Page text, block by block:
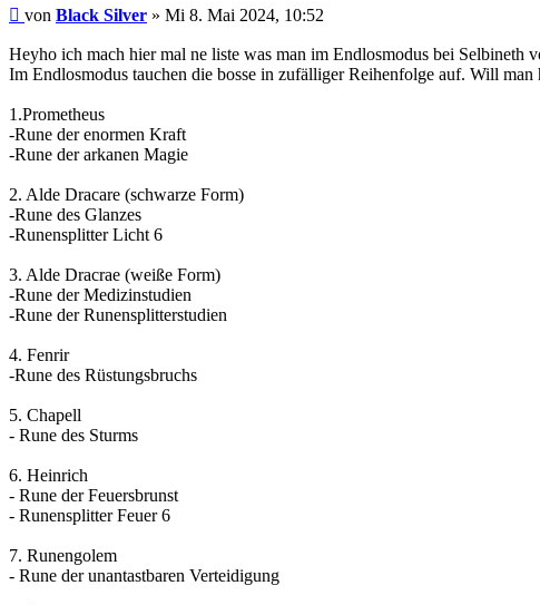
Beitrag
von Black Silver » Mi 8. Mai 2024, 10:52
Heyho ich mach hier mal ne liste was man im Endlosmodus bei Selbineth
Im Endlosmodus tauchen die bosse in zufälliger Reihenfolge auf. Will
1.Prometheus
-Rune der enormen Kraft
-Rune der arkanen Magie
2. Alde Dracare (schwarze Form)
-Rune des Glanzes
-Runensplitter Licht 6
3. Alde Dracrae (weiße Form)
-Rune der Medizinstudien
-Rune der Runensplitterstudien
4. Fenrir
-Rune des Rüstungsbruchs
5. Chapell
- Rune des Sturms
6. Heinrich
- Rune der Feuersbrunst
- Runensplitter Feuer 6
7. Runengolem
- Rune der unantastbaren Verteidigung